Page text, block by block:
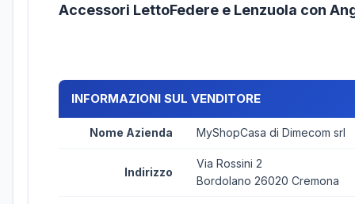
Accessori LettoFedere e Lenzuola con
INFORMAZIONI SUL VENDITORE
Nome Azienda MyShopCasa di Dimecom srl
Indirizzo
Via Rossini 2
Bordolano 26020 Cremona